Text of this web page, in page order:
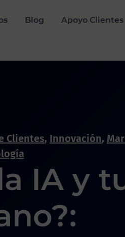
Blog Apoyo Clientes
Clientes, Innovación,
IA y